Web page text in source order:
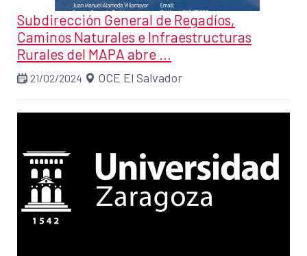
Subdirección General de Regadíos,
Caminos Naturales e Infraestructuras
Rurales del MAPA abre ...
21/02/2024 OCE El Salvador